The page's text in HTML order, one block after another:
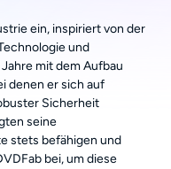
ein, inspiriert von der
und
mit dem Aufbau
denen er sich auf
Sicherheit
seine
stets befähigen und
bei, um diese